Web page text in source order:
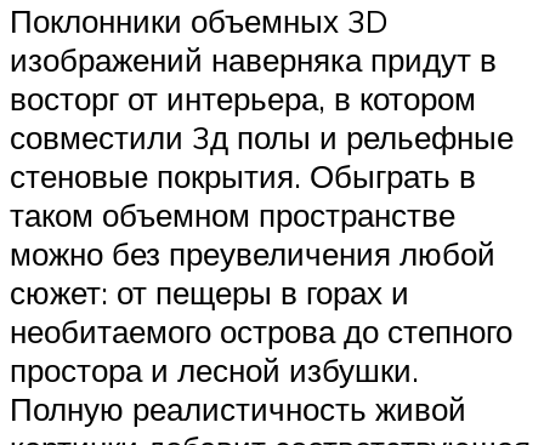
Поклонники объемных 3D
изображений наверняка придут в
восторг от интерьера, в котором
совместили 3д полы и рельефные
стеновые покрытия. Обыграть в
таком объемном пространстве
можно без преувеличения любой
сюжет: от пещеры в горах и
необитаемого острова до степного
простора и лесной избушки.
Полную реалистичность живой